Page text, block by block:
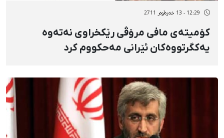
12:29 - 13 خەزەڵوەر 2711
كۆمیتەی مافی مرۆڤی رێكخراوی نەتەوە
یەكگرتووەكان ئێرانی مەحكووم كرد